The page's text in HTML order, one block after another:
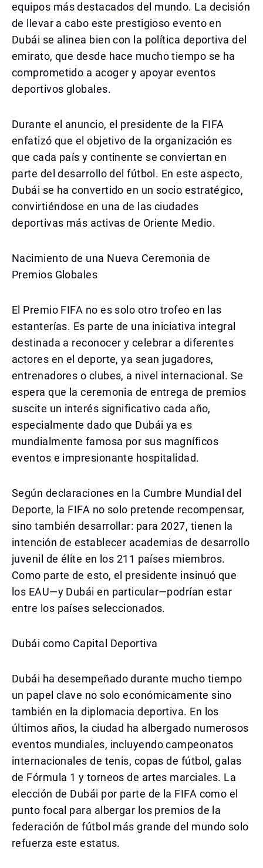
equipos más destacados del mundo. La decisión
de llevar a cabo este prestigioso evento en
Dubái se alinea bien con la política deportiva del
emirato, que desde hace mucho tiempo se ha
comprometido a acoger y apoyar eventos
deportivos globales.
Durante el anuncio, el presidente de la FIFA
enfatizó que el objetivo de la organización es
que cada país y continente se conviertan en
parte del desarrollo del fútbol. En este aspecto,
Dubái se ha convertido en un socio estratégico,
convirtiéndose en una de las ciudades
deportivas más activas de Oriente Medio.
Nacimiento de una Nueva Ceremonia de
Premios Globales
El Premio FIFA no es solo otro trofeo en las
estanterías. Es parte de una iniciativa integral
destinada a reconocer y celebrar a diferentes
actores en el deporte, ya sean jugadores,
entrenadores o clubes, a nivel internacional. Se
espera que la ceremonia de entrega de premios
suscite un interés significativo cada año,
especialmente dado que Dubái ya es
mundialmente famosa por sus magníficos
eventos e impresionante hospitalidad.
Según declaraciones en la Cumbre Mundial del
Deporte, la FIFA no solo pretende recompensar,
sino también desarrollar: para 2027, tienen la
intención de establecer academias de desarrollo
juvenil de élite en los 211 países miembros.
Como parte de esto, el presidente insinuó que
los EAU—y Dubái en particular—podrían estar
entre los países seleccionados.
Dubái como Capital Deportiva
Dubái ha desempeñado durante mucho tiempo
un papel clave no solo económicamente sino
también en la diplomacia deportiva. En los
últimos años, la ciudad ha albergado numerosos
eventos mundiales, incluyendo campeonatos
internacionales de tenis, copas de fútbol, galas
de Fórmula 1 y torneos de artes marciales. La
elección de Dubái por parte de la FIFA como el
punto focal para albergar los premios de la
federación de fútbol más grande del mundo solo
refuerza este estatus.